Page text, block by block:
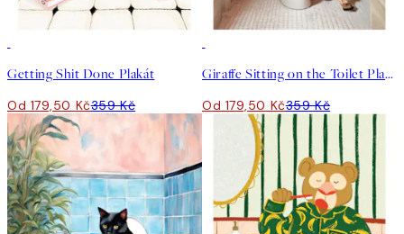
Getting Shit Done Plakát
Od 179,50 Kč359 Kč
Giraffe Sitting on the Toilet Plakát
Od 179,50 Kč359 Kč